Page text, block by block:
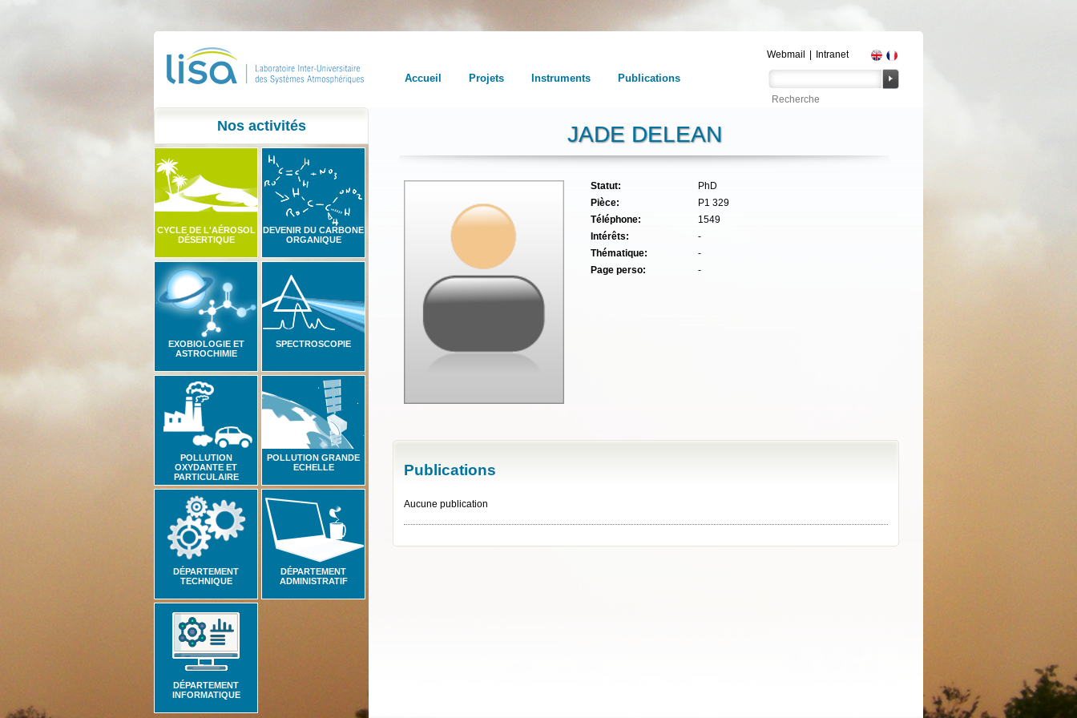
Accueil Projets Instruments Publications
Webmail Intranet
Nos activités
CYCLE DE L'AÉROSOL
DÉSERTIQUE
DEVENIR DU CARBONE
ORGANIQUE
EXOBIOLOGIE ET
ASTROCHIMIE
SPECTROSCOPIE
POLLUTION
OXYDANTE ET
PARTICULAIRE
POLLUTION GRANDE
ECHELLE
DÉPARTEMENT
TECHNIQUE
DÉPARTEMENT
ADMINISTRATIF
DÉPARTEMENT
INFORMATIQUE
JADE DELEAN
Statut:
PhD
Pièce:
P1 329
Téléphone:
1549
Intérêts:
-
Thématique:
-
Page perso:
-
Publications
Aucune publication